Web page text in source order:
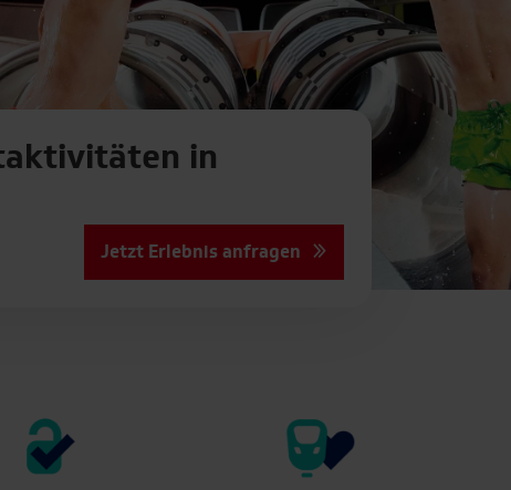
in
Jetzt Erlebnis anfragen